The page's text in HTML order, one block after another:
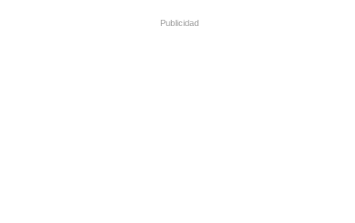
Publicidad